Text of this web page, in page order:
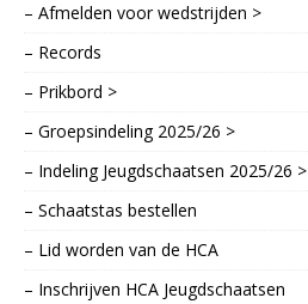
– Afmelden voor wedstrijden >
– Records
– Prikbord >
– Groepsindeling 2025/26 >
– Indeling Jeugdschaatsen 2025/26 >
– Schaatstas bestellen
– Lid worden van de HCA
– Inschrijven HCA Jeugdschaatsen